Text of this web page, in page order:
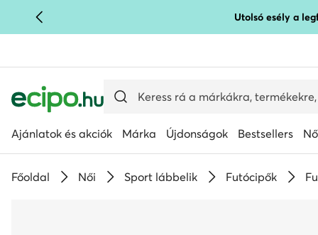
UGRÁS A FŐ TARTALOMRA Utolsó esély a
Ajánlatok és akciók Márka Újdonságok Bestsellers
Főoldal Női Sport lábbelik Futócipők